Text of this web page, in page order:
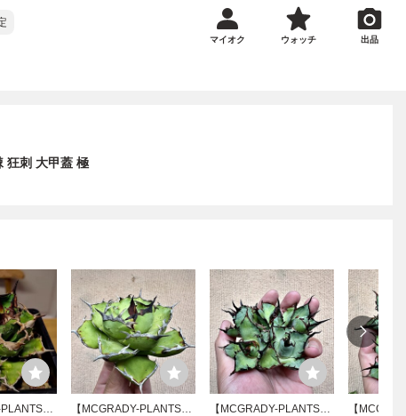
マイオク ウォッチ 出品
狂刺 大甲蓋 極
PLANTS】
【MCGRADY-PLANTS】
【MCGRADY-PLANTS】
【